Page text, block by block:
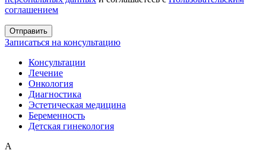
соглашением
Записаться на консультацию
Консультации
Лечение
Онкология
Диагностика
Эстетическая медицина
Беременность
Детская гинекология
А